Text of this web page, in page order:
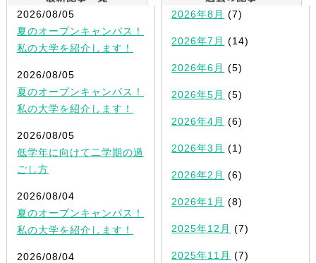
2026/08/05
夏のオープンキャンパス！
私の大学を紹介します！
2026/08/05
夏のオープンキャンパス！
私の大学を紹介します！
2026/08/05
低学年に向けて二学期の過
ごし方
2026/08/04
夏のオープンキャンパス！
私の大学を紹介します！
2026/08/04
2026年8月 (7)
2026年7月 (14)
2026年6月 (5)
2026年5月 (5)
2026年4月 (6)
2026年3月 (1)
2026年2月 (6)
2026年1月 (8)
2025年12月 (7)
2025年11月 (7)